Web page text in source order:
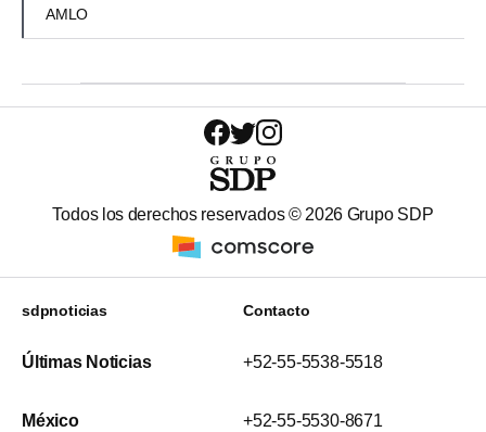
AMLO
Todos los derechos reservados © 2026 Grupo SDP
sdpnoticias
Últimas Noticias
México
Contacto
+52-55-5538-5518
+52-55-5530-8671